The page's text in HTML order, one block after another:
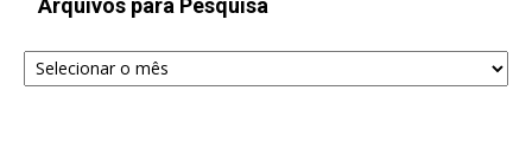
Arquivos para Pesquisa
Arquivos
para